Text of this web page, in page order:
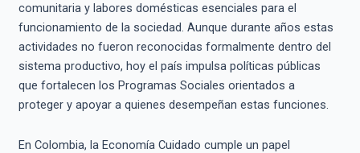
comunitaria y labores domésticas esenciales para el
funcionamiento de la sociedad. Aunque durante años estas
actividades no fueron reconocidas formalmente dentro del
sistema productivo, hoy el país impulsa políticas públicas
que fortalecen los Programas Sociales orientados a
proteger y apoyar a quienes desempeñan estas funciones.
En Colombia, la Economía Cuidado cumple un papel